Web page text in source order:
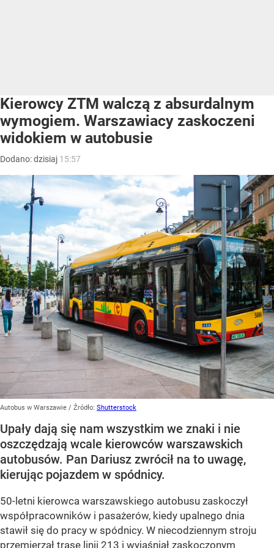
Kierowcy ZTM walczą z absurdalnym
wymogiem. Warszawiacy zaskoczeni
widokiem w autobusie
Dodano:dzisiaj 15:57
Autobus w Warszawie / Źródło: Shutterstock
Upały dają się nam wszystkim we znaki i nie
oszczędzają wcale kierowców warszawskich
autobusów. Pan Dariusz zwrócił na to uwagę,
kierując pojazdem w spódnicy.
50-letni kierowca warszawskiego autobusu zaskoczył
współpracowników i pasażerów, kiedy upalnego dnia
stawił się do pracy w spódnicy. W niecodziennym stroju
przemierzał trasę linii 213 i wyjaśniał zaskoczonym